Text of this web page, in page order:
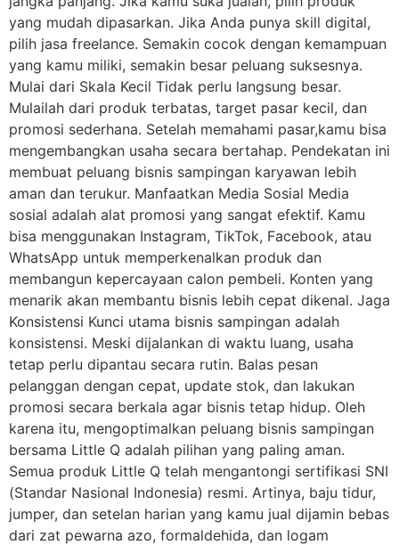
yang mudah dipasarkan. Jika Anda punya skill digital,
pilih jasa freelance. Semakin cocok dengan kemampuan
yang kamu miliki, semakin besar peluang suksesnya.
Mulai dari Skala Kecil Tidak perlu langsung besar.
Mulailah dari produk terbatas, target pasar kecil, dan
promosi sederhana. Setelah memahami pasar,kamu bisa
mengembangkan usaha secara bertahap. Pendekatan ini
membuat peluang bisnis sampingan karyawan lebih
aman dan terukur. Manfaatkan Media Sosial Media
sosial adalah alat promosi yang sangat efektif. Kamu
bisa menggunakan Instagram, TikTok, Facebook, atau
WhatsApp untuk memperkenalkan produk dan
membangun kepercayaan calon pembeli. Konten yang
menarik akan membantu bisnis lebih cepat dikenal. Jaga
Konsistensi Kunci utama bisnis sampingan adalah
konsistensi. Meski dijalankan di waktu luang, usaha
tetap perlu dipantau secara rutin. Balas pesan
pelanggan dengan cepat, update stok, dan lakukan
promosi secara berkala agar bisnis tetap hidup. Oleh
karena itu, mengoptimalkan peluang bisnis sampingan
bersama Little Q adalah pilihan yang paling aman.
Semua produk Little Q telah mengantongi sertifikasi SNI
(Standar Nasional Indonesia) resmi. Artinya, baju tidur,
jumper, dan setelan harian yang kamu jual dijamin bebas
dari zat pewarna azo, formaldehida, dan logam